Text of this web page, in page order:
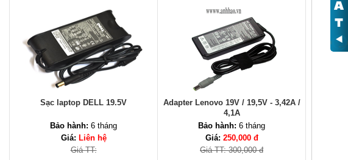
Sạc laptop DELL 19.5V
Bảo hành: 6 tháng
Giá: Liên hệ
Giá TT:
Adapter Lenovo 19V / 19,5V - 3,42A /
4,1A
Bảo hành: 6 tháng
Giá: 250,000 đ
Giá TT: 300,000 đ